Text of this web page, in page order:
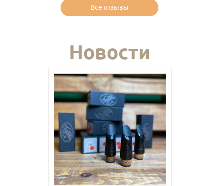
Все отзывы
Новости